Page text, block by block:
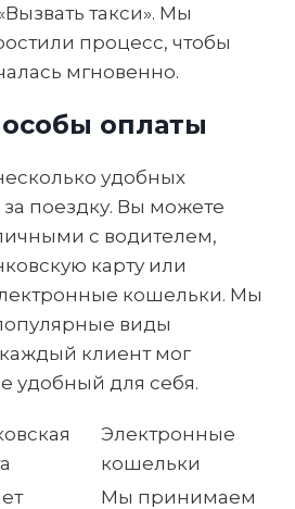
такси». Мы
процесс, чтобы
мгновенно.
оплаты
удобных
поездку. Вы можете
с водителем,
карту или
кошельки. Мы
виды
клиент мог
удобный для себя.
Электронные
кошельки
Мы принимаем